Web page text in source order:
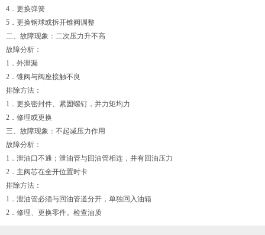
4．更换弹簧
5．更换钢球或拆开锥阀调整
二、故障现象：二次压力升不高
故障分析：
1．外泄漏
2．锥阀与阀座接触不良
排除方法：
1．更换密封件、紧固螺钉，并力矩均力
2．修理或更换
三、故障现象：不起减压力作用
故障分析：
1．泄油口不通；泄油管与回油管相连，并有回油压力
2．主阀芯在全开位置时卡
排除方法：
1．泄油管必须与回油管道分开，单独回入油箱
2．修理、更换零件。检查油质